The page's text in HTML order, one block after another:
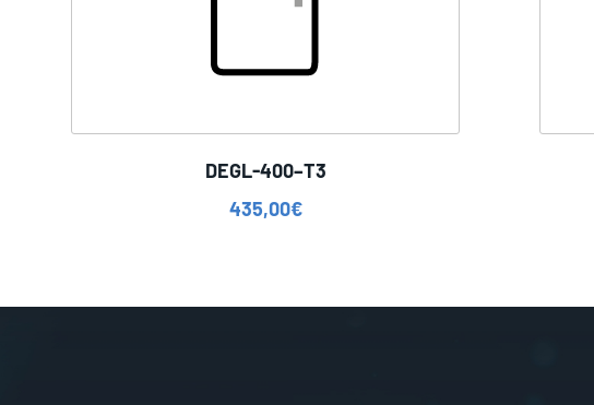
DEGL-400–T3
435,00€